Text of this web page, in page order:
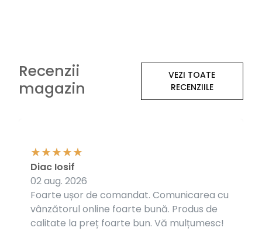
Recenzii
magazin
VEZI TOATE
RECENZIILE
Foarte ușor de comandat. Comunicarea cu
vânzătorul online foarte bună. Produs de
calitate la preț foarte bun. Vă mulțumesc!
Diac Iosif
02 aug. 2026